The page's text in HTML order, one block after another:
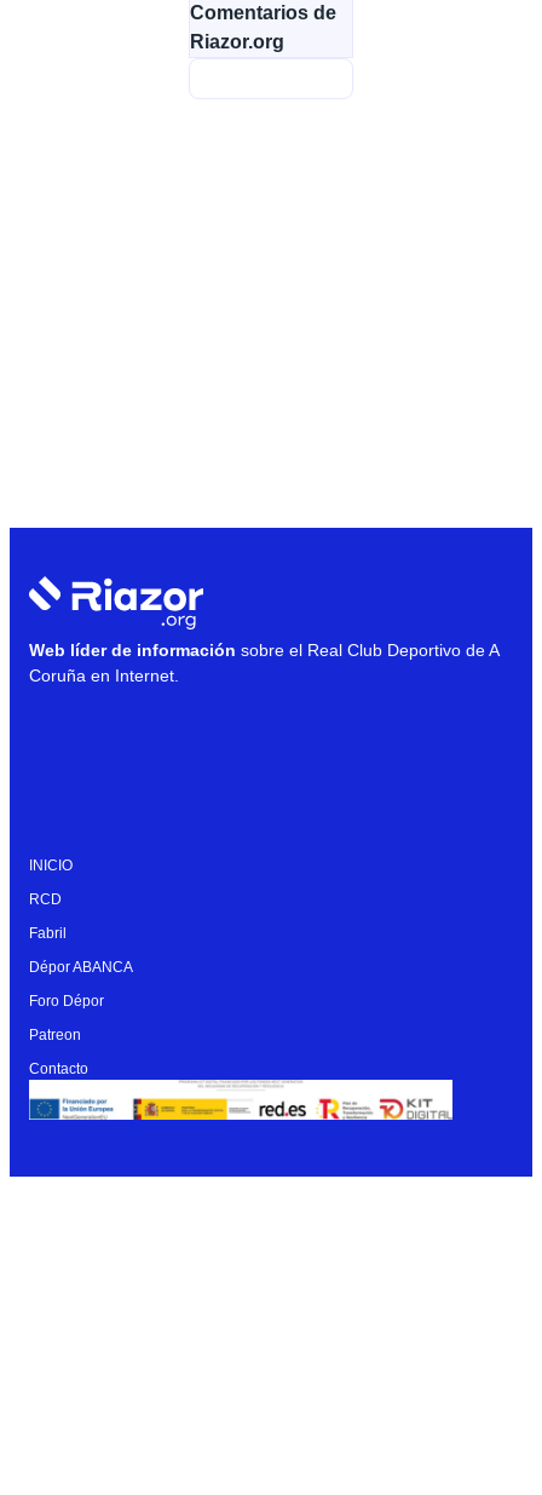
Comentarios de
Riazor.org
Web líder de información sobre el Real Club Deportivo de A
Coruña en Internet.
INICIO
RCD
Fabril
Dépor ABANCA
Foro Dépor
Patreon
Contacto